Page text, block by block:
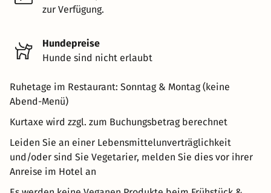
zur Verfügung.
Hundepreise
Hunde sind nicht erlaubt
Ruhetage im Restaurant: Sonntag & Montag (keine
Abend-Menü)
Kurtaxe wird zzgl. zum Buchungsbetrag berechnet
Leiden Sie an einer Lebensmittelunverträglichkeit
und/oder sind Sie Vegetarier, melden Sie dies vor ihrer
Anreise im Hotel an